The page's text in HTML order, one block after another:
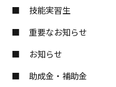
技能実習生
重要なお知らせ
お知らせ
助成金・補助金